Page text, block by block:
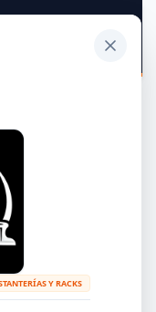
Y RACKS